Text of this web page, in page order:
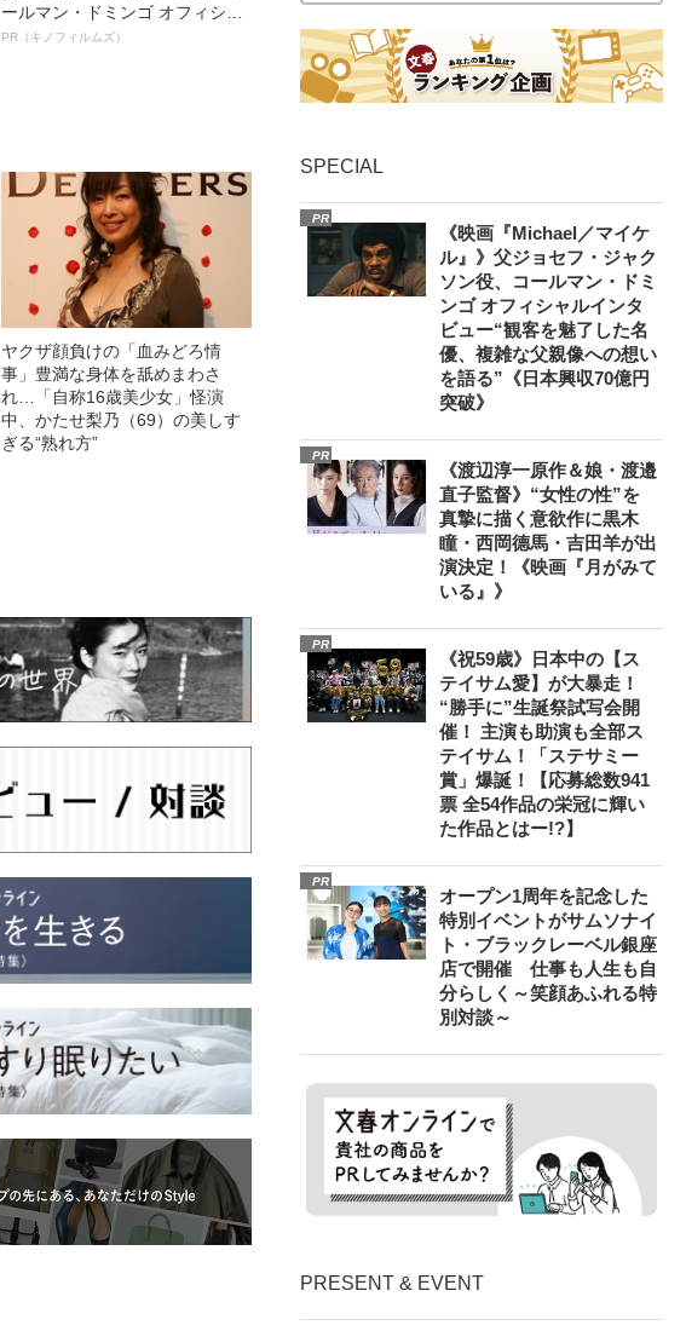
ールマン・ドミンゴ オフィシャ
ルインタビュー“観客を魅了した
PR（キノフィルムズ）
ヤクザ顔負けの「血みどろ情
事」豊満な身体を舐めまわさ
れ…「自称16歳美少女」怪演
中、かたせ梨乃（69）の美しす
ぎる“熟れ方”
SPECIAL
PR
《映画『Michael／マイケ
ル』》父ジョセフ・ジャク
ソン役、コールマン・ドミ
ンゴ オフィシャルインタ
ビュー“観客を魅了した名
優、複雑な父親像への想い
を語る”《日本興収70億円
突破》
PR
《渡辺淳一原作＆娘・渡邉
直子監督》“女性の性”を
真摯に描く意欲作に黒木
瞳・西岡德馬・吉田羊が出
演決定！《映画『月がみて
いる』》
PR
《祝59歳》日本中の【ス
テイサム愛】が大暴走！
“勝手に”生誕祭試写会開
催！ 主演も助演も全部ス
テイサム！「ステサミー
賞」爆誕！【応募総数941
票 全54作品の栄冠に輝い
た作品とはー!?】
PR
オープン1周年を記念した
特別イベントがサムソナイ
ト・ブラックレーベル銀座
店で開催 仕事も人生も自
分らしく～笑顔あふれる特
別対談～
PRESENT & EVENT